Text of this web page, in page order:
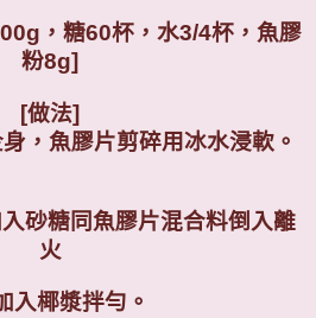
，糖60杯，水3/4杯，魚膠
粉8g]
[做法]
，魚膠片剪碎用冰水浸軟。
砂糖同魚膠片混合料倒入離
火
入椰漿拌勻。